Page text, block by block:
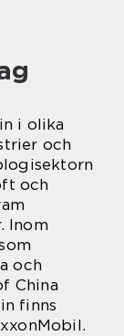
i olika
och
och
Inom
och
China
finns